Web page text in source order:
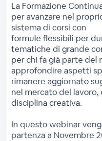
La Formazione
per avanzare nel
sistema di corsi con
formule flessibili per
tematiche di grande
per chi fa già parte del
approfondire aspetti
rimanere aggiornato
nel mercato del lavoro,
disciplina creativa.
In questo webinar
partenza a Novembre